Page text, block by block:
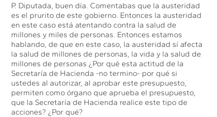
P. Diputada, buen día. Comentabas que la austeridad
es el prurito de este gobierno. Entonces la austeridad
en este caso está atentando contra la salud de
millones y miles de personas. Entonces estamos
hablando, de que en este caso, la austeridad sí afecta
la salud de millones de personas, la vida y la salud de
millones de personas ¿Por qué esta actitud de la
Secretaría de Hacienda -no termino- por qué si
ustedes al autorizar, al aprobar este presupuesto,
permiten como órgano que aprueba el presupuesto,
que la Secretaría de Hacienda realice este tipo de
acciones? ¿Por qué?